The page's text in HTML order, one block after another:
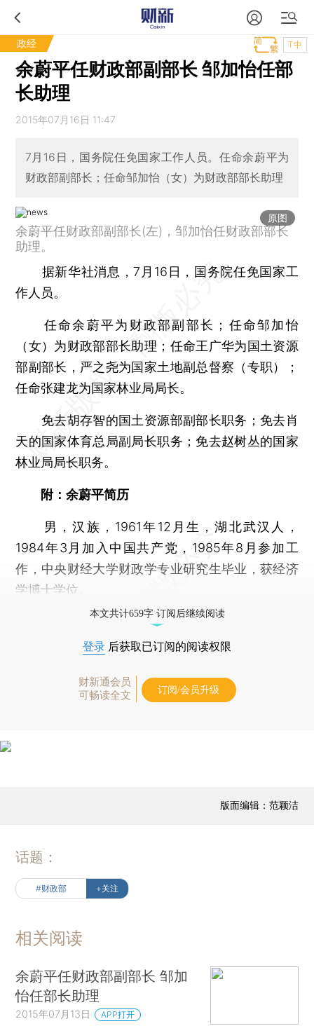
政经 T中
余蔚平任财政部副部长 邹加怡任部
长助理
2015年07月16日 11:47
7月16日，国务院任免国家工作人员。任命余蔚平为
财政部副部长；任命邹加怡（女）为财政部部长助理
原图
余蔚平任财政部副部长(左)，邹加怡任财政部部长
助理。
据新华社消息，7月16日，国务院任免国家工
作人员。
任命余蔚平为财政部副部长；任命邹加怡
（女）为财政部部长助理；任命王广华为国土资源
部副部长，严之尧为国家土地副总督察（专职）；
任命张建龙为国家林业局局长。
免去胡存智的国土资源部副部长职务；免去肖
天的国家体育总局副局长职务；免去赵树丛的国家
林业局局长职务。
附：余蔚平简历
男，汉族，1961年12月生，湖北武汉人，
1984年3月加入中国共产党，1985年8月参加工
作，中央财经大学财政学专业研究生毕业，获经济
学博士学位。
本文共计659字 订阅后继续阅读
登录 后获取已订阅的阅读权限
财新通会员
可畅读全文
订阅/会员升级
版面编辑：范颖洁
话题：
#财政部 +关注
相关阅读
余蔚平任财政部副部长 邹加
怡任部长助理
2015年07月13日 APP打开